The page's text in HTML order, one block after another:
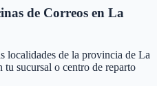
de Correos en La
localidades de la provincia de La
tu sucursal o centro de reparto